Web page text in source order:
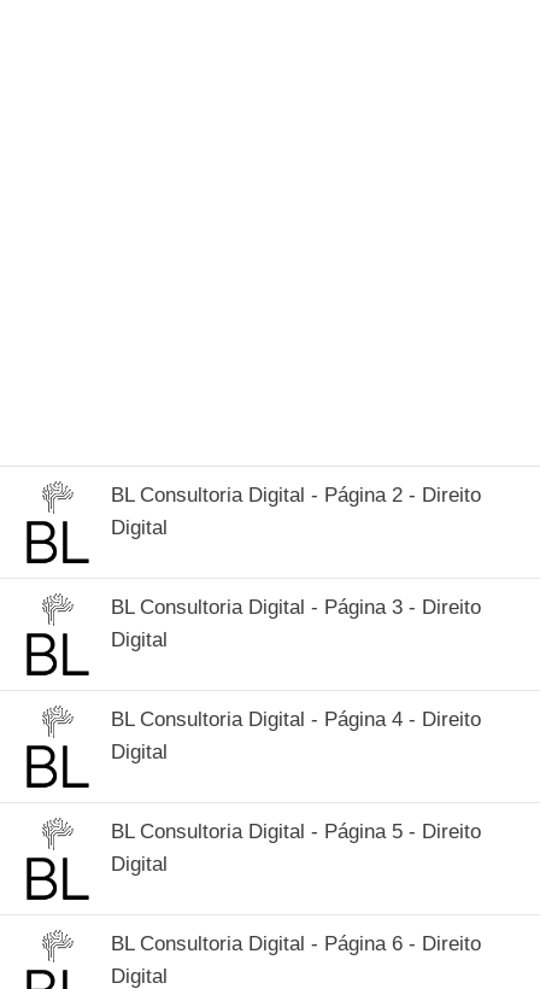
BL Consultoria Digital - Página 2 - Direito
Digital
BL Consultoria Digital - Página 3 - Direito
Digital
BL Consultoria Digital - Página 4 - Direito
Digital
BL Consultoria Digital - Página 5 - Direito
Digital
BL Consultoria Digital - Página 6 - Direito
Digital